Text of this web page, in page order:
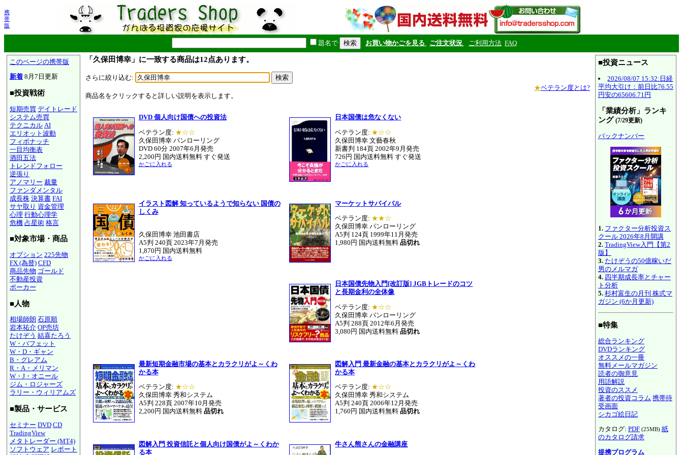
携
帯
版
題名で お買い物かごを見る ご注文状況 ご利用方法 FAQ
このページの携帯版
新着 8月7日更新
■投資戦術
短期売買 デイトレード
システム売買
テクニカル AI
エリオット波動
フィボナッチ
一目均衡表
酒田五法
トレンドフォロー
逆張り
アノマリー 裁量
ファンダメンタル
成長株 決算書 FAI
サヤ取り 資金管理
心理 行動心理学
危機 占星術 格言
■対象市場・商品
オプション 225先物
FX (為替) CFD
商品先物 ゴールド
不動産投資
ポーカー
■人物
相場師朗 石原順
岩本祐介 OP売坊
たけぞう 結喜たろう
W・バフェット
W・D・ギャン
B・グレアム
R・A・メリマン
W・J・オニール
ジム・ロジャーズ
ラリー・ウィリアムズ
■製品・サービス
セミナー DVD CD
TradingView
メタトレーダー (MT4)
ソフトウェア レポート
「久保田博幸」に一致する商品は12点あります。
さらに絞り込む:
★ベテラン度とは?
商品名をクリックすると詳しい説明を表示します。
DVD 個人向け国債への投資法
ベテラン度: ★☆☆
久保田博幸 パンローリング
DVD 60分 2007年6月発売
2,200円 国内送料無料 すぐ発送
かごに入れる
日本国債は危なくない
ベテラン度: ★☆☆
久保田博幸 文藝春秋
新書判 184頁 2002年9月発売
726円 国内送料無料 すぐ発送
かごに入れる
イラスト図解 知っているようで知らない 国債の
しくみ
久保田博幸 池田書店
A5判 240頁 2023年7月発売
1,870円 国内送料無料
かごに入れる
マーケットサバイバル
ベテラン度: ★★☆
久保田博幸 パンローリング
A5判 124頁 1999年11月発売
1,980円 国内送料無料品切れ
日本国債先物入門[改訂版] JGBトレードのコツ
と長期金利の全体像
ベテラン度: ★☆☆
久保田博幸 パンローリング
A5判 288頁 2012年6月発売
3,080円 国内送料無料品切れ
最新短期金融市場の基本とカラクリがよ～くわ
かる本
ベテラン度: ★☆☆
久保田博幸 秀和システム
A5判 228頁 2007年10月発売
2,200円 国内送料無料 品切れ
図解入門 最新金融の基本とカラクリがよ～くわ
かる本
ベテラン度: ★☆☆
久保田博幸 秀和システム
A5判 240頁 2006年12月発売
1,760円 国内送料無料品切れ
図解入門 投資信託と個人向け国債がよ～くわか
る本
牛さん熊さんの金融講座
■投資ニュース
2026/08/07 15:32:日経
平均大引け：前日比76.55
円安の65606.71円
「業績分析」ランキ
ング (7/29更新)
バックナンバー
1. ファクター分析投資ス
クール 2026年8月開講
2. TradingView入門【第2
版】
3. たけぞうの50億稼いだ
男のメルマガ
4. 四半期成長率とチャー
ト分析
5. 杉村富生の月刊 株式マ
ガジン (6か月更新)
■特集
総合ランキング
DVDランキング
オススメの一冊
無料メールマガジン
読者の御意見
用語解説
投資のススメ
著者の投資コラム 携帯待
受画面
シカゴ絵日記
カタログ: PDF (25MB) 紙
のカタログ請求
提携プログラム